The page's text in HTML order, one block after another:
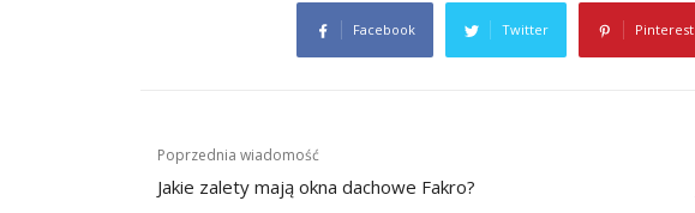
Facebook Twitter Pinterest
Nawigacja
wpisu
Poprzednia wiadomość
Jakie zalety mają okna dachowe Fakro?